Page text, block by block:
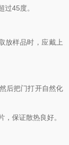
45度。
样品时，应戴上
后把门打开自然化
保证散热良好。